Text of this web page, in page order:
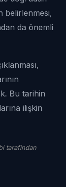
belirlenmesi,
da önemli
Bu tarihin
ilişkin
tarafindan